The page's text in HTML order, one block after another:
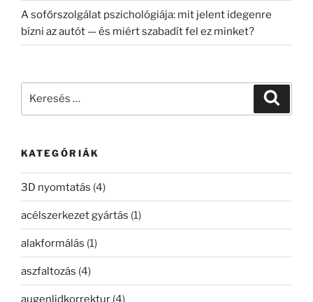
A sofőrszolgálat pszichológiája: mit jelent idegenre
bízni az autót — és miért szabadít fel ez minket?
KATEGÓRIÁK
3D nyomtatás (4)
acélszerkezet gyártás (1)
alakformálás (1)
aszfaltozás (4)
augenlidkorrektur (4)